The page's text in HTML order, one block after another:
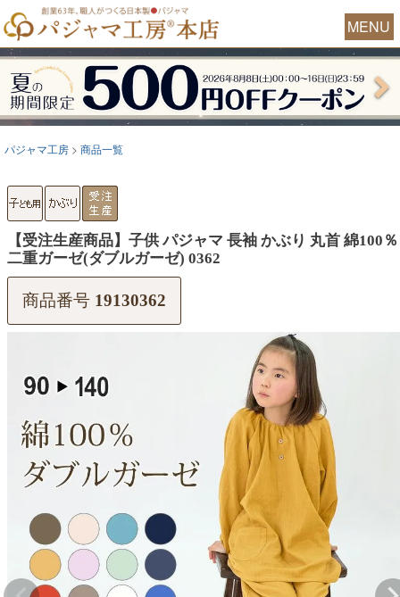
MENU
パジャマ工房 商品一覧
【受注生産商品】子供 パジャマ 長袖 かぶり 丸首 綿100％
二重ガーゼ(ダブルガーゼ) 0362
商品番号 19130362